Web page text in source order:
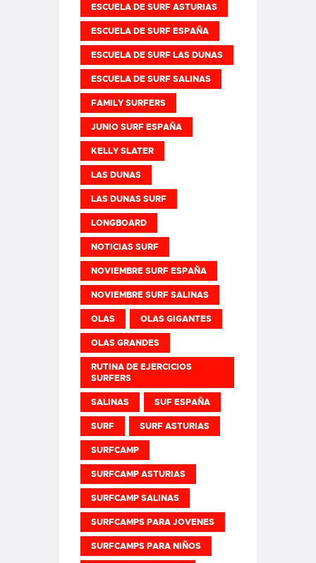
ESCUELA DE SURF ASTURIAS
ESCUELA DE SURF ESPAÑA
ESCUELA DE SURF LAS DUNAS
ESCUELA DE SURF SALINAS
FAMILY SURFERS
JUNIO SURF ESPAÑA
KELLY SLATER
LAS DUNAS
LAS DUNAS SURF
LONGBOARD
NOTICIAS SURF
NOVIEMBRE SURF ESPAÑA
NOVIEMBRE SURF SALINAS
OLAS OLAS GIGANTES
OLAS GRANDES
RUTINA DE EJERCICIOS
SURFERS
SALINAS SUF ESPAÑA
SURF SURF ASTURIAS
SURFCAMP
SURFCAMP ASTURIAS
SURFCAMP SALINAS
SURFCAMPS PARA JOVENES
SURFCAMPS PARA NIÑOS